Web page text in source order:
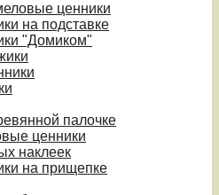
ценники
на подставке
"Домиком"
палочке
ценники
наклеек
на прищепке